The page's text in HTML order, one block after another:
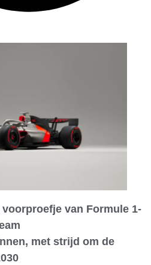
van Formule 1-
met strijd om de